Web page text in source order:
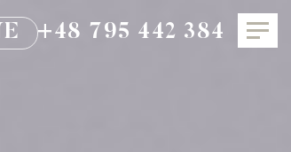
+48 795 442 384